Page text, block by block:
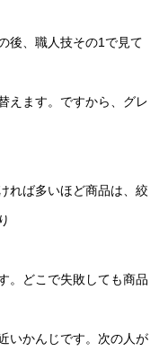
後、職人技その1で見て
えます。ですから、グレ
れば多いほど商品は、絞
。どこで失敗しても商品
いかんじです。次の人が